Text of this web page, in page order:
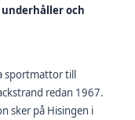
och
sportmattor till
redan 1967.
sker på Hisingen i